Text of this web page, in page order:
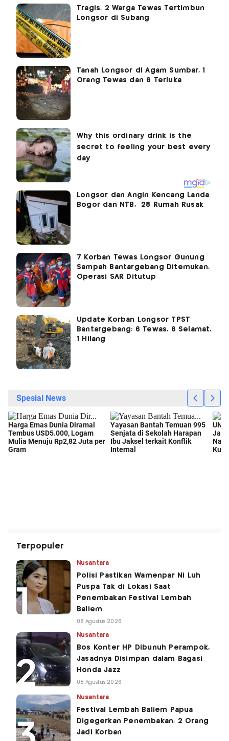
Tragis, 2 Warga Tewas Tertimbun
Longsor di Subang
Tanah Longsor di Agam Sumbar, 1
Orang Tewas dan 6 Terluka
Longsor dan Angin Kencang Landa
Bogor dan NTB, 28 Rumah Rusak
7 Korban Tewas Longsor Gunung
Sampah Bantargebang Ditemukan,
Operasi SAR Ditutup
Update Korban Longsor TPST
Bantargebang: 6 Tewas, 6 Selamat,
1 Hilang
Terpopuler
Nusantara
Polisi Pastikan Wamenpar Ni Luh
Puspa Tak di Lokasi Saat
Penembakan Festival Lembah
Baliem
08 Agustus 2026
Nusantara
Bos Konter HP Dibunuh Perampok,
Jasadnya Disimpan dalam Bagasi
Honda Jazz
08 Agustus 2026
Nusantara
Festival Lembah Baliem Papua
Digegerkan Penembakan, 2 Orang
Jadi Korban